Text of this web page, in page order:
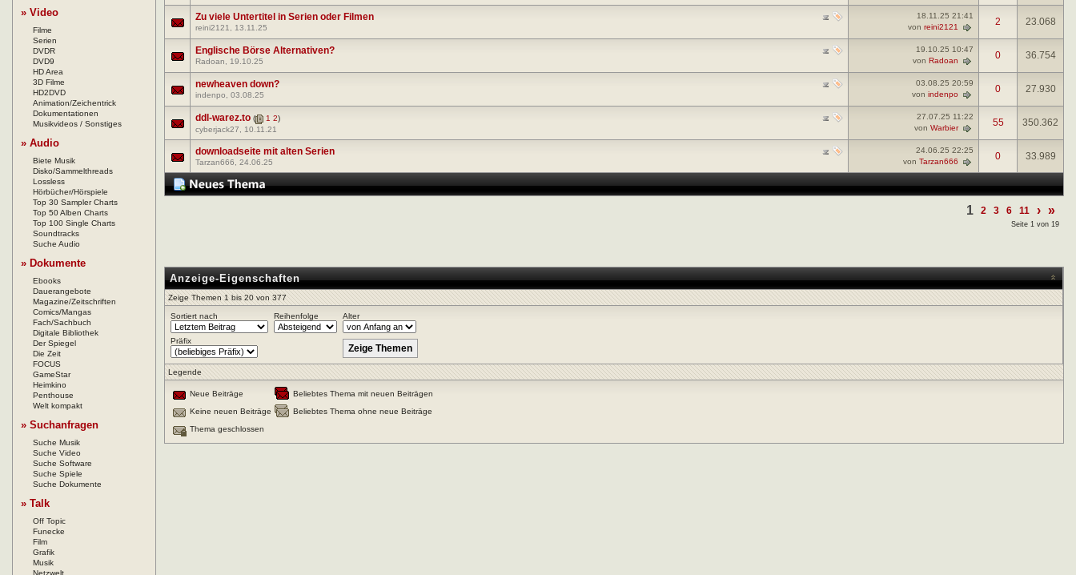
» Video
Filme
Serien
DVDR
DVD9
HD Area
3D Filme
HD2DVD
Animation/Zeichentrick
Dokumentationen
Musikvideos / Sonstiges
» Audio
Biete Musik
Disko/Sammelthreads
Lossless
Hörbücher/Hörspiele
Top 30 Sampler Charts
Top 50 Alben Charts
Top 100 Single Charts
Soundtracks
Suche Audio
» Dokumente
Ebooks
Dauerangebote
Magazine/Zeitschriften
Comics/Mangas
Fach/Sachbuch
Digitale Bibliothek
Der Spiegel
Die Zeit
FOCUS
GameStar
Heimkino
Penthouse
Welt kompakt
» Suchanfragen
Suche Musik
Suche Video
Suche Software
Suche Spiele
Suche Dokumente
» Talk
Off Topic
Funecke
Film
Grafik
Musik
Zu viele Untertitel in Serien oder Filmen
reini2121, 13.11.25
18.11.25 21:41
von reini2121 2 23.068
Englische Börse Alternativen?
Radoan, 19.10.25
19.10.25 10:47
von Radoan 0 36.754
newheaven down?
indenpo, 03.08.25
03.08.25 20:59
von indenpo 0 27.930
ddl-warez.to ( 1 2)
cyberjack27 , 10.11.21
27.07.25 11:22
von Warbier 55 350.362
downloadseite mit alten Serien
Tarzan666, 24.06.25
24.06.25 22:25
von Tarzan666 0 33.989
1 2 3 6 11 › »
Seite 1 von 19
Anzeige-Eigenschaften
Zeige Themen 1 bis 20 von 377
Sortiert nach Reihenfolge Alter
Präfix
Legende
Neue Beiträge
Beliebtes Thema mit neuen Beiträgen
Keine neuen Beiträge
Beliebtes Thema ohne neue Beiträge
Thema geschlossen